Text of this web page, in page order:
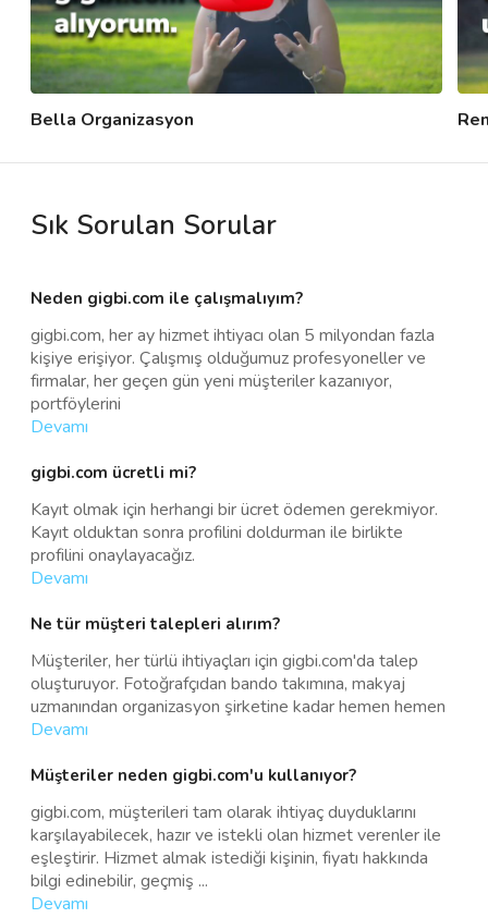
Bella Organizasyon
Sık Sorulan Sorular
Neden gigbi.com ile çalışmalıyım?
gigbi.com, her ay hizmet ihtiyacı olan 5 milyondan fazla
kişiye erişiyor. Çalışmış olduğumuz profesyoneller ve
firmalar, her geçen gün yeni müşteriler kazanıyor,
portföylerini
Devamı
gigbi.com ücretli mi?
Kayıt olmak için herhangi bir ücret ödemen gerekmiyor.
Kayıt olduktan sonra profilini doldurman ile birlikte
profilini onaylayacağız.
Devamı
Ne tür müşteri talepleri alırım?
Müşteriler, her türlü ihtiyaçları için gigbi.com'da talep
oluşturuyor. Fotoğrafçıdan bando takımına, makyaj
uzmanından organizasyon şirketine kadar hemen hemen
Devamı
Müşteriler neden gigbi.com'u kullanıyor?
gigbi.com, müşterileri tam olarak ihtiyaç duyduklarını
karşılayabilecek, hazır ve istekli olan hizmet verenler ile
eşleştirir. Hizmet almak istediği kişinin, fiyatı hakkında
bilgi edinebilir, geçmiş ...
Devamı